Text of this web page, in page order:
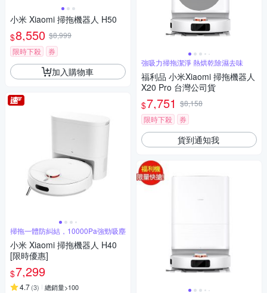
小米 Xiaomi 掃拖機器人 H50
$8,550 $8,999
限時下殺
券
加入購物車
掃拖一體防糾結，10000Pa強勁吸塵
小米 Xiaomi 掃拖機器人 H40
[限時優惠]
$7,299
4.7(3) 總銷量>100
強吸力掃拖潔淨 熱烘乾除濕去味
福利品 小米Xiaomi 掃拖機器人
X20 Pro 台灣公司貨
$7,751 $8,158
限時下殺
券
貨到通知我